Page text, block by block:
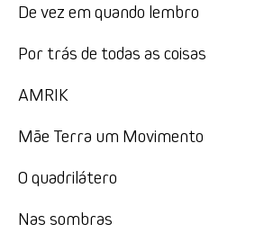
De vez em quando lembro
Por trás de todas as coisas
AMRIK
Mãe Terra um Movimento
O quadrilátero
Nas sombras